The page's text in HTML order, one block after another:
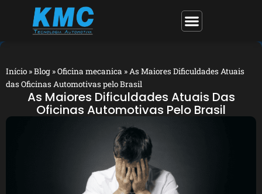
Início »Blog »Oficina mecanica »As Maiores Dificuldades Atuais
das Oficinas Automotivas pelo Brasil
As Maiores Dificuldades Atuais Das
Oficinas Automotivas Pelo Brasil